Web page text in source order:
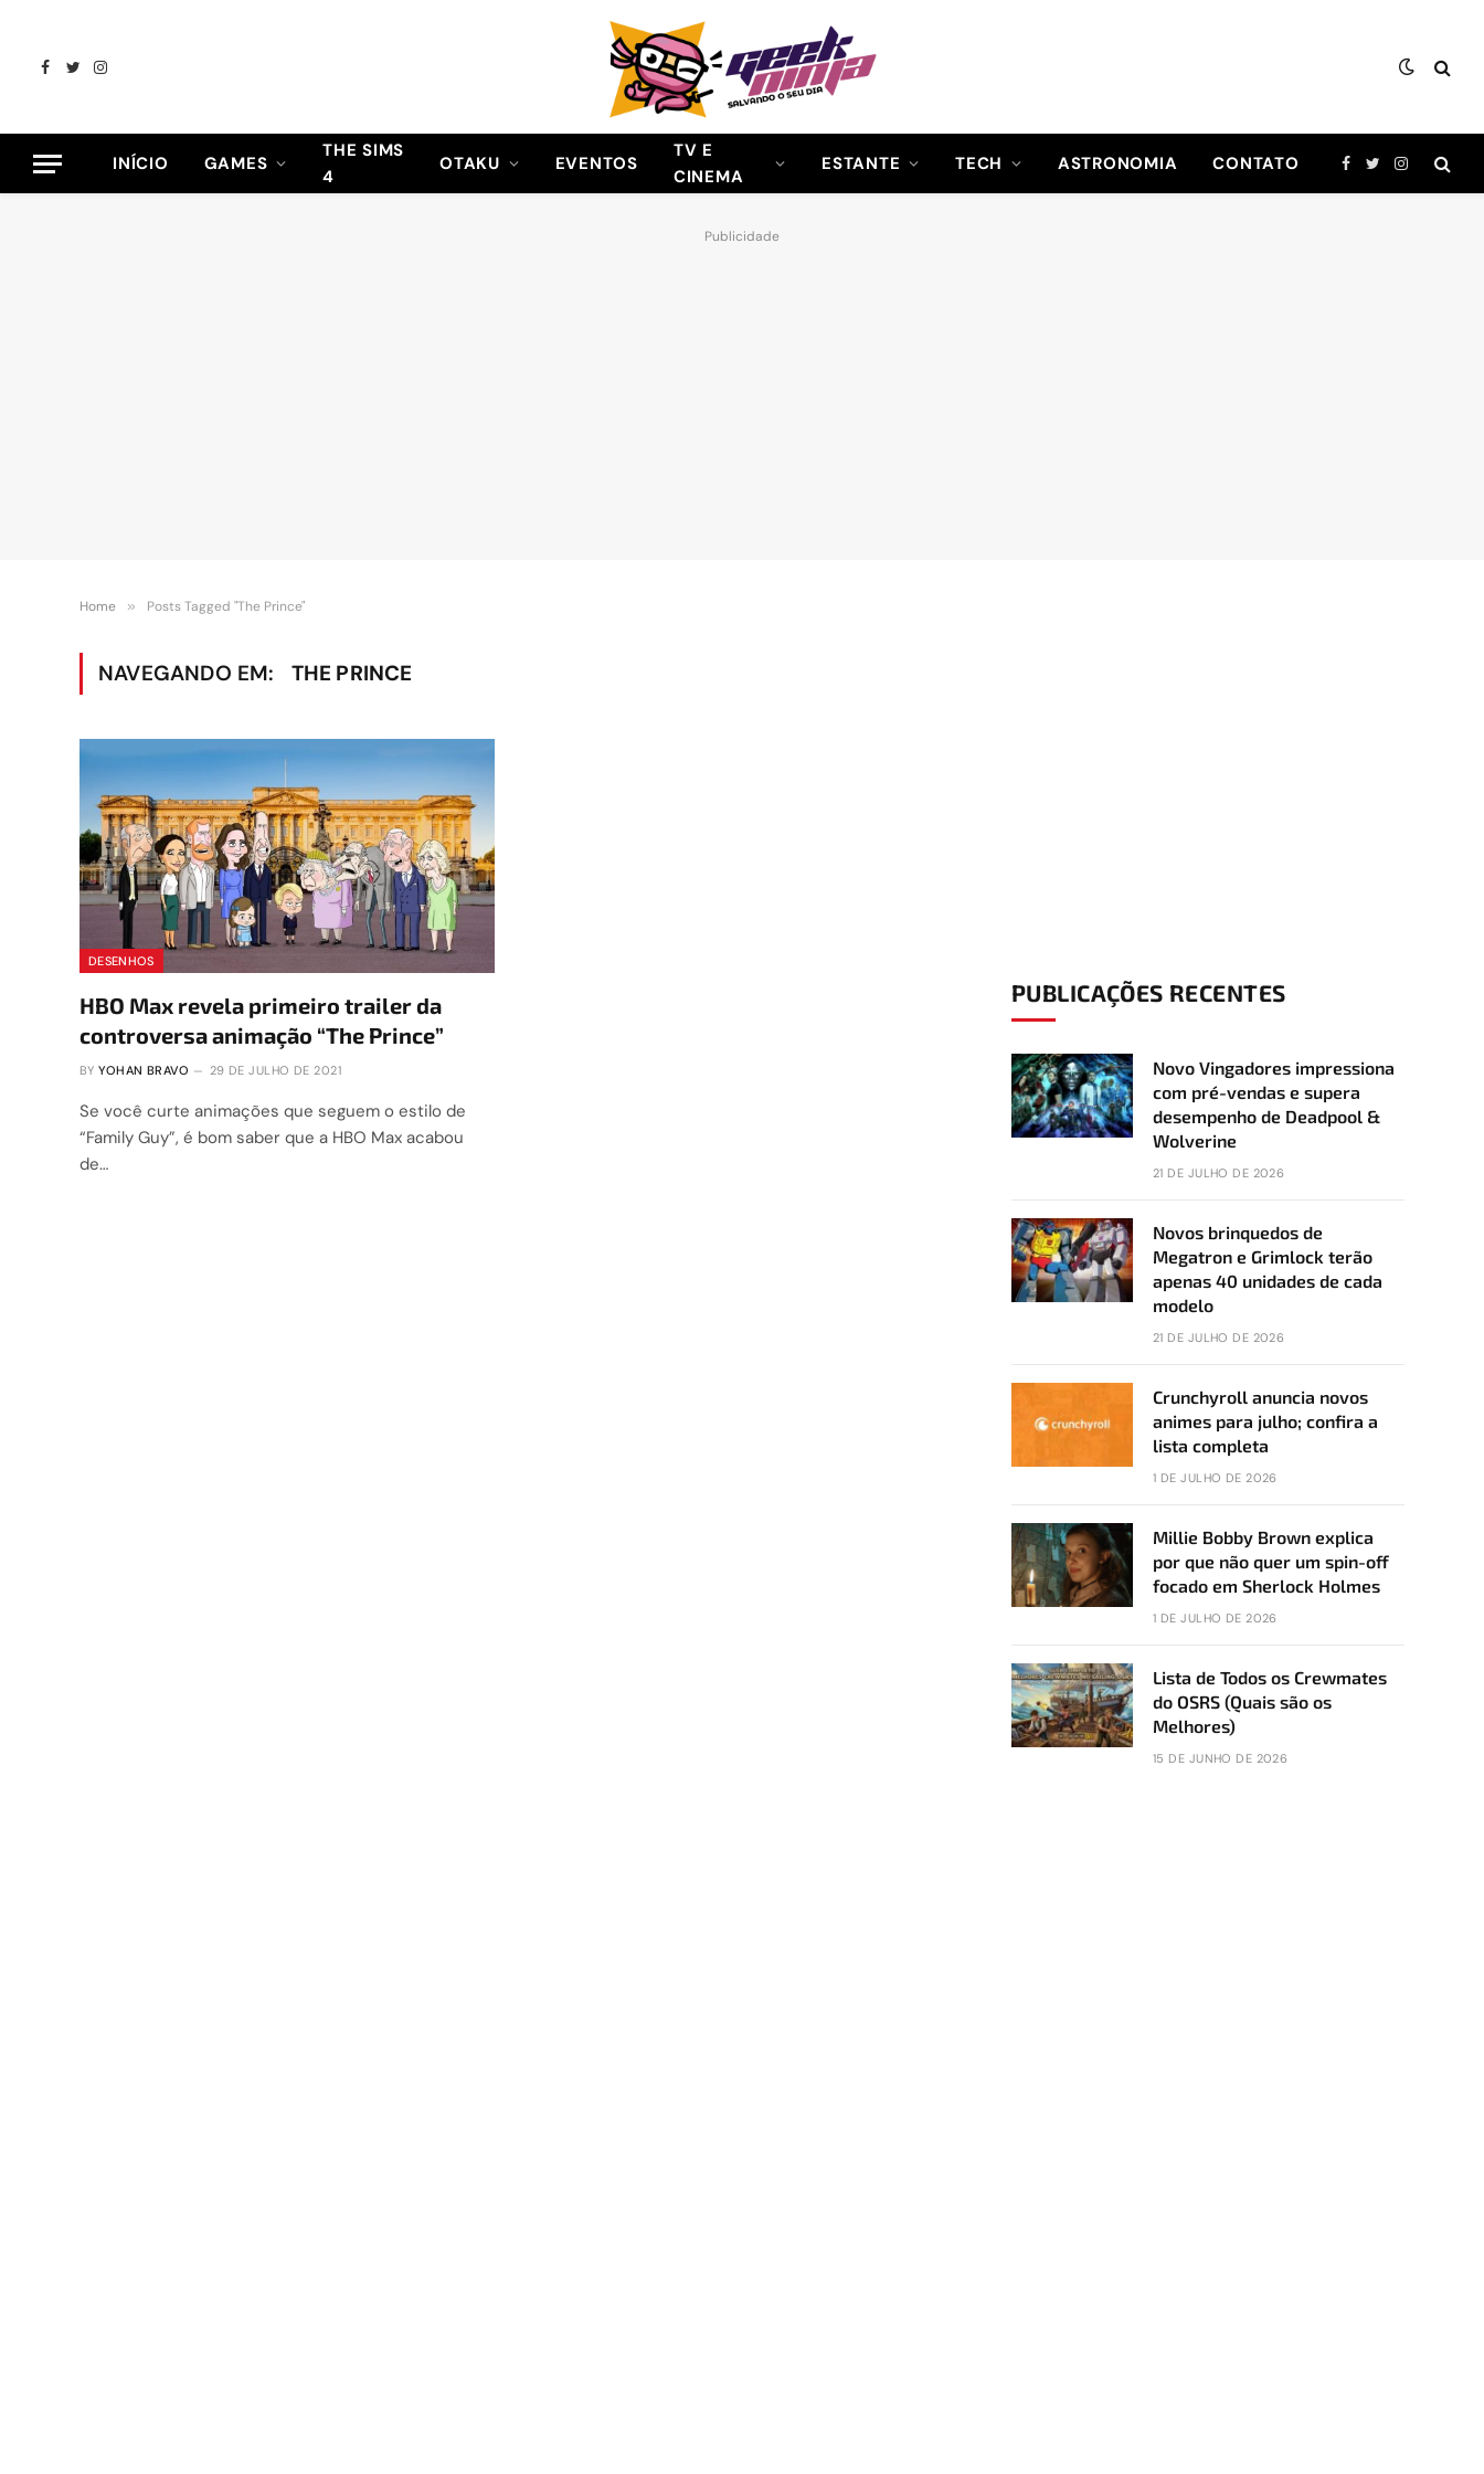
Facebook
TwitterInstagram
INÍCIO GAMES
THE SIMS
4
OTAKU EVENTOS
TV E
CINEMA
ESTANTE TECH ASTRONOMIA CONTATO Facebook
TwitterInstagram
Publicidade
Home » Posts Tagged "The Prince"
NAVEGANDO EM: THE PRINCE
DESENHOS
HBO Max revela primeiro trailer da
controversa animação “The Prince”
BY YOHAN BRAVO 29 DE JULHO DE 2021
Se você curte animações que seguem o estilo de
“Family Guy”, é bom saber que a HBO Max acabou
de…
PUBLICAÇÕES RECENTES
Novo Vingadores impressiona
com pré-vendas e supera
desempenho de Deadpool &
Wolverine
21 DE JULHO DE 2026
Novos brinquedos de
Megatron e Grimlock terão
apenas 40 unidades de cada
modelo
21 DE JULHO DE 2026
Crunchyroll anuncia novos
animes para julho; confira a
lista completa
1 DE JULHO DE 2026
Millie Bobby Brown explica
por que não quer um spin-off
focado em Sherlock Holmes
1 DE JULHO DE 2026
Lista de Todos os Crewmates
do OSRS (Quais são os
Melhores)
15 DE JUNHO DE 2026